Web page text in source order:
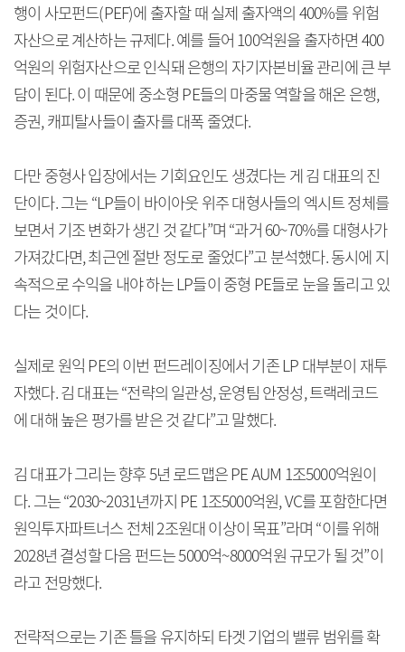
행이 사모펀드(PEF)에 출자할 때 실제 출자액의 400%를 위험
자산으로 계산하는 규제다. 예를 들어 100억원을 출자하면 400
억원의 위험자산으로 인식돼 은행의 자기자본비율 관리에 큰 부
담이 된다. 이 때문에 중소형 PE들의 마중물 역할을 해온 은행,
증권, 캐피탈사들이 출자를 대폭 줄였다.
다만 중형사 입장에서는 기회요인도 생겼다는 게 김 대표의 진
단이다. 그는 “LP들이 바이아웃 위주 대형사들의 엑시트 정체를
보면서 기조 변화가 생긴 것 같다”며 “과거 60~70%를 대형사가
가져갔다면, 최근엔 절반 정도로 줄었다”고 분석했다. 동시에 지
속적으로 수익을 내야 하는 LP들이 중형 PE들로 눈을 돌리고 있
다는 것이다.
실제로 원익 PE의 이번 펀드레이징에서 기존 LP 대부분이 재투
자했다. 김 대표는 “전략의 일관성, 운영팀 안정성, 트랙레코드
에 대해 높은 평가를 받은 것 같다”고 말했다.
김 대표가 그리는 향후 5년 로드맵은 PE AUM 1조5000억원이
다. 그는 “2030~2031년까지 PE 1조5000억원, VC를 포함한다면
원익투자파트너스 전체 2조원대 이상이 목표”라며 “이를 위해
2028년 결성할 다음 펀드는 5000억~8000억원 규모가 될 것”이
라고 전망했다.
전략적으로는 기존 틀을 유지하되 타겟 기업의 밸류 범위를 확